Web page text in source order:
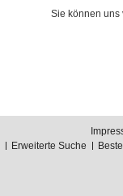
Sie können uns
Erweiterte Suche